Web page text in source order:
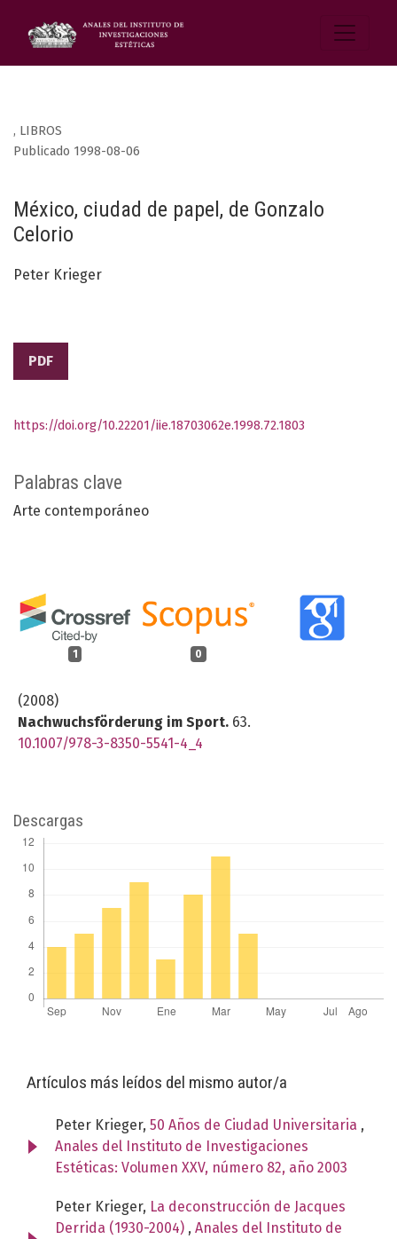
, LIBROS
México, ciudad de papel, de Gonzalo
Celorio
Publicado 1998-08-06
Peter Krieger
PDF
Palabras clave
Arte contemporáneo
1 0
(2008)
Nachwuchsförderung im Sport. 63.
10.1007/978-3-8350-5541-4_4
https://doi.org/10.22201/iie.18703062e.1998.72.1803
Descargas
Artículos más leídos del mismo autor/a
Peter Krieger, 50 Años de Ciudad Universitaria ,
Anales del Instituto de Investigaciones
Estéticas: Volumen XXV, número 82, año 2003
Peter Krieger, La deconstrucción de Jacques
Derrida (1930-2004) , Anales del Instituto de